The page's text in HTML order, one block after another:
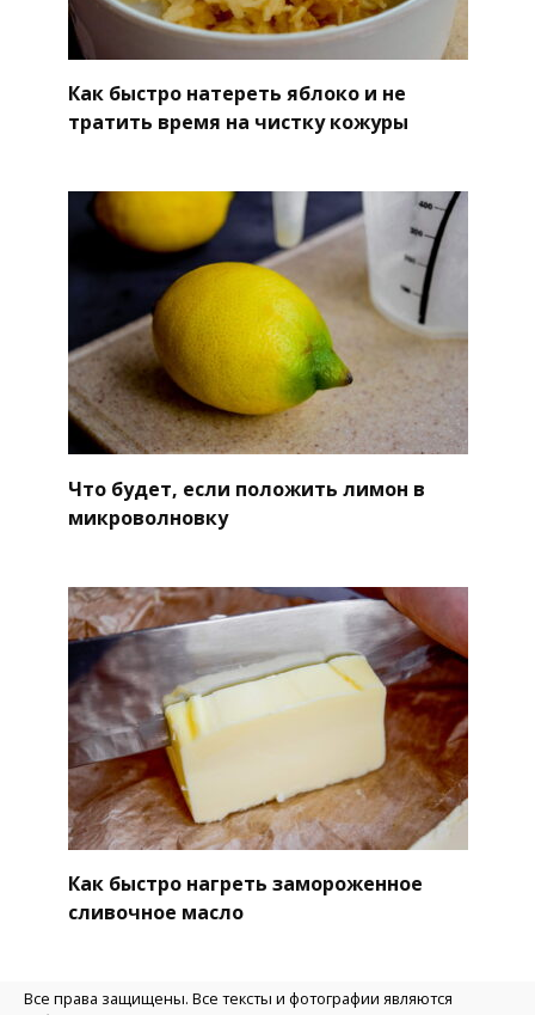
Как быстро натереть яблоко и не
тратить время на чистку кожуры
Что будет, если положить лимон в
микроволновку
Как быстро нагреть замороженное
сливочное масло
Все права защищены. Все тексты и фотографии являются